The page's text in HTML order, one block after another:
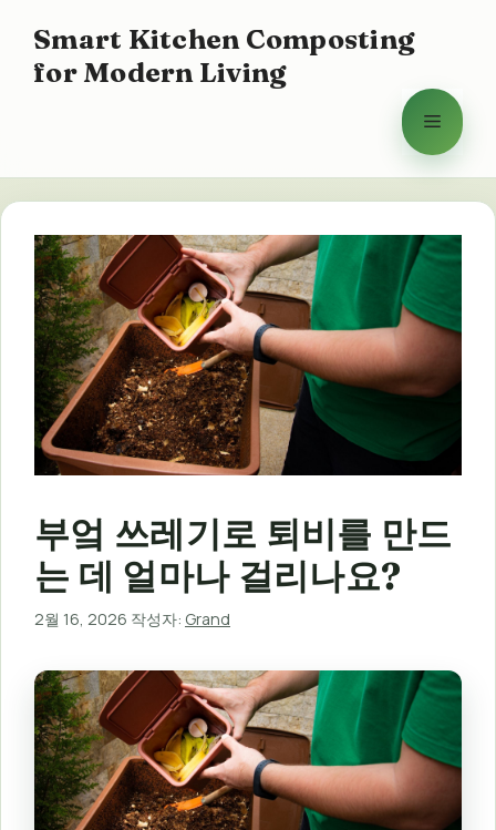
너
뛰
Smart Kitchen Composting
for Modern Living
메
부엌 쓰레기로 퇴비를 만드
는 데 얼마나 걸리나요?
2월 16, 2026 작성자: Grand